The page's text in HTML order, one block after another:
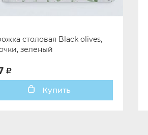
столовая Black olives,
зеленый
Купить